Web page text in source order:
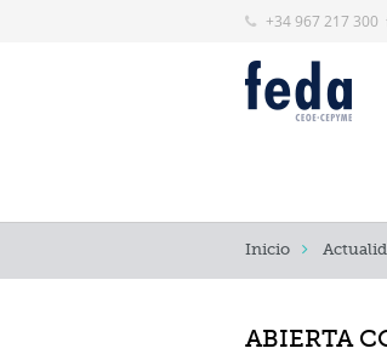
+34 967 217 300
Inicio
ABIERTA